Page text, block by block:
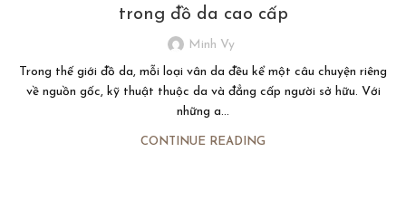
trong đồ da cao cấp
Minh Vy
Trong thế giới đồ da, mỗi loại vân da đều kể một câu chuyện riêng
về nguồn gốc, kỹ thuật thuộc da và đẳng cấp người sở hữu. Với
những a...
CONTINUE READING